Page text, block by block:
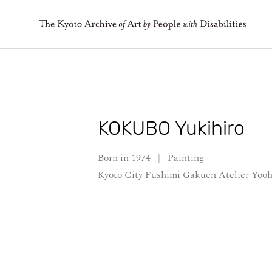
KOKUBO Yukihiro
Born in 1974 | Painting
Kyoto City Fushimi Gakuen Atelier